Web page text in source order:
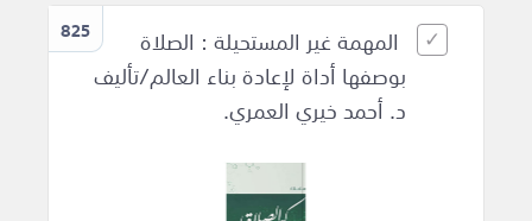
825
المهمة غير المستحيلة : الصلاة
بوصفها أداة لإعادة بناء العالم/تأليف
د. أحمد خيري العمري.